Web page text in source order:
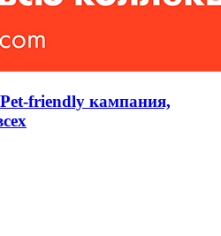
friendly кампания,